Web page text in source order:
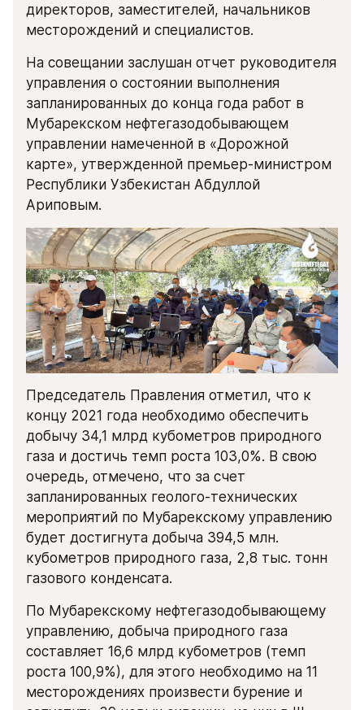
директоров, заместителей, начальников
месторождений и специалистов.
На совещании заслушан отчет руководителя
управления о состоянии выполнения
запланированных до конца года работ в
Мубарекском нефтегазодобывающем
управлении намеченной в «Дорожной
карте», утвержденной премьер-министром
Республики Узбекистан Абдуллой
Ариповым.
Председатель Правления отметил, что к
концу 2021 года необходимо обеспечить
добычу 34,1 млрд кубометров природного
газа и достичь темп роста 103,0%. В свою
очередь, отмечено, что за счет
запланированных геолого-технических
мероприятий по Мубарекскому управлению
будет достигнута добыча 394,5 млн.
кубометров природного газа, 2,8 тыс. тонн
газового конденсата.
По Мубарекскому нефтегазодобывающему
управлению, добыча природного газа
составляет 16,6 млрд кубометров (темп
роста 100,9%), для этого необходимо на 11
месторождениях произвести бурение и